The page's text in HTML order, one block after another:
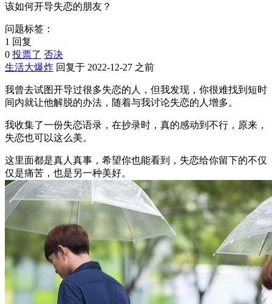
该如何开导失恋的朋友？
问题标签：
1 回复
0 投票了 否决
生活大爆炸 回复于 2022-12-27 之前
我曾去试图开导过很多失恋的人，但我发现，你很难找到短时
间内就让他解脱的办法，随着与我讨论失恋的人增多。
我收集了一份失恋语录，在抄录时，真的感动到不行，原来，
失恋也可以这么美。
这里面都是真人真事，希望你也能看到，失恋给你留下的不仅
仅是痛苦，也是另一种美好。